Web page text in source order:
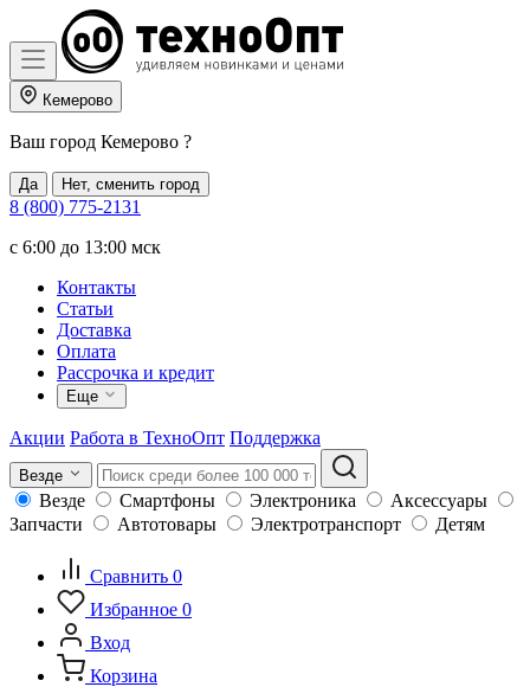
Кемерово
Ваш город Кемерово ?
Да Нет, сменить город
8 (800) 775-2131
c 6:00 до 13:00 мск
Контакты
Статьи
Доставка
Оплата
Рассрочка и кредит
Еще
Акции Работа в ТехноОпт Поддержка
Везде
Везде Смартфоны Электроника
Аксессуары
Запчасти
Автотовары Электротранспорт Детям
Сравнить 0
Избранное 0
Вход
Корзина